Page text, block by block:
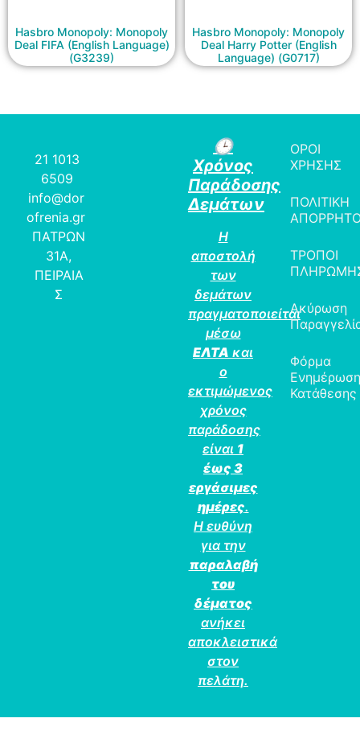
Hasbro Monopoly: Monopoly
Deal FIFA (English Language)
(G3239)
Hasbro Monopoly: Monopoly
Deal Harry Potter (English
Language) (G0717)
21 1013
6509
info@dor
ofrenia.gr
ΠΑΤΡΩΝ
31Α,
ΠΕΙΡΑΙΑ
Σ
🕒
Χρόνος
Παράδοσης
Δεμάτων
Η
αποστολή
των
δεμάτων
πραγματοποιείται
μέσω
ΕΛΤΑ και
ο
εκτιμώμενος
χρόνος
παράδοσης
είναι 1
έως 3
εργάσιμες
ημέρες.
Η ευθύνη
για την
παραλαβή
του
δέματος
ανήκει
αποκλειστικά
στον
πελάτη.
ΟΡΟΙ
ΧΡΗΣΗΣ
ΠΟΛΙΤΙΚΗ
ΤΡΟΠΟΙ
Ακύρωση
Φόρμα
Κατάθεσης